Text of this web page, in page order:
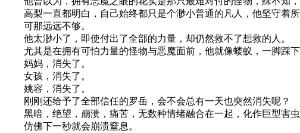
高梨一直都明白，自己始终都只是个渺小普通的凡人，他坚守着所
可那远远不够。
他太渺小了，即使付出了全部的力量，却仍然救不了想救的人。
尤其是在拥有可怕力量的怪物与恶魔面前，他就像蝼蚁，一脚踩下
妈妈，消失了。
女孩，消失了。
姚容，消失了。
刚刚还给予了全部信任的罗岳，会不会总有一天也突然消失呢？
黑暗，绝望，崩溃，痛苦，无数种情绪融合在一起，化作巨型害虫
仿佛下一秒就会崩溃窒息。